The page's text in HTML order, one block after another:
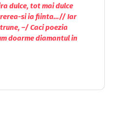
dulce, tot mai dulce
si ia fiinta…// Iar
–/ Caci poezia
doarme diamantul in